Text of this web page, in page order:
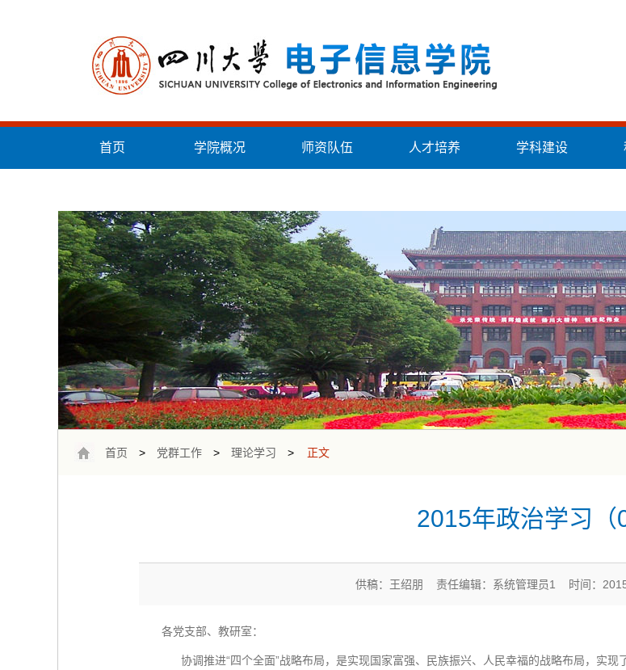
首页 学院概况 师资队伍 人才培养 学科建设
首页 > 党群工作 > 理论学习 > 正文
2015年政治学习（
供稿：王绍朋 责任编辑：系统管理员1 时间：
各党支部、教研室：
协调推进“四个全面”战略布局，是实现国家富强、民族振兴、人民幸福的战略布局，实现